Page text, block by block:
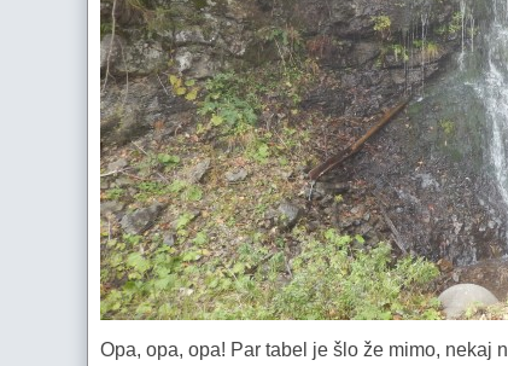
Opa, opa, opa! Par tabel je šlo že mimo, nekaj